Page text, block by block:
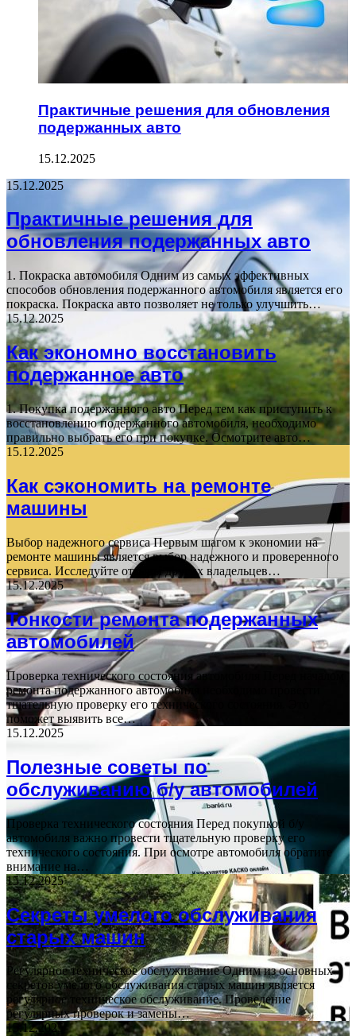
Практичные решения для обновления
подержанных авто
15.12.2025
15.12.2025
Практичные решения для
обновления подержанных авто
1. Покраска автомобиля Одним из самых эффективных
способов обновления подержанного автомобиля является его
покраска. Покраска авто позволяет не только улучшить…
15.12.2025
Как экономно восстановить
подержанное авто
1. Покупка подержанного авто Перед тем как приступить к
восстановлению подержанного автомобиля, необходимо
правильно выбрать его при покупке. Осмотрите авто…
15.12.2025
Как сэкономить на ремонте
машины
Выбор надежного сервиса Первым шагом к экономии на
ремонте машины является выбор надежного и проверенного
сервиса. Исследуйте отзывы других владельцев…
15.12.2025
Тонкости ремонта подержанных
автомобилей
Проверка технического состояния автомобиля Перед началом
ремонта подержанного автомобиля необходимо провести
тщательную проверку его технического состояния. Это
поможет выявить все…
15.12.2025
Полезные советы по
обслуживанию б/у автомобилей
Проверка технического состояния Перед покупкой б/у
автомобиля важно провести тщательную проверку его
технического состояния. При осмотре автомобиля обратите
внимание на…
15.12.2025
Секреты умелого обслуживания
старых машин
Регулярное техническое обслуживание Одним из основных
секретов умелого обслуживания старых машин является
регулярное техническое обслуживание. Проведение
регулярных проверок и замены…
15.12.2025